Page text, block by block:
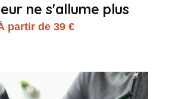
ne s'allume plus
partir de 39 €